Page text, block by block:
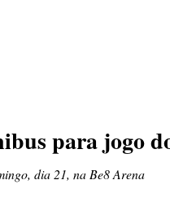
para jogo
dia 21, na Be8 Arena